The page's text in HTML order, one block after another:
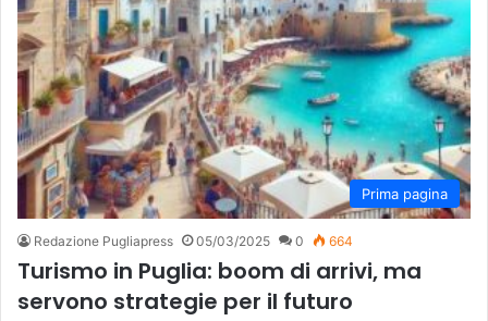
Prima pagina
Redazione Pugliapress 05/03/2025 0 664
Turismo in Puglia: boom di arrivi, ma
servono strategie per il futuro